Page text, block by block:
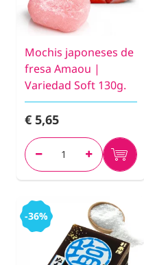
Mochis japoneses de
fresa Amaou |
Variedad Soft 130g.
€ 5,65
-36%